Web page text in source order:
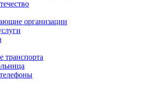
организации
транспорта